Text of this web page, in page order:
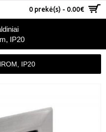
0 prekė(s) - 0.00€
IP20
IP20